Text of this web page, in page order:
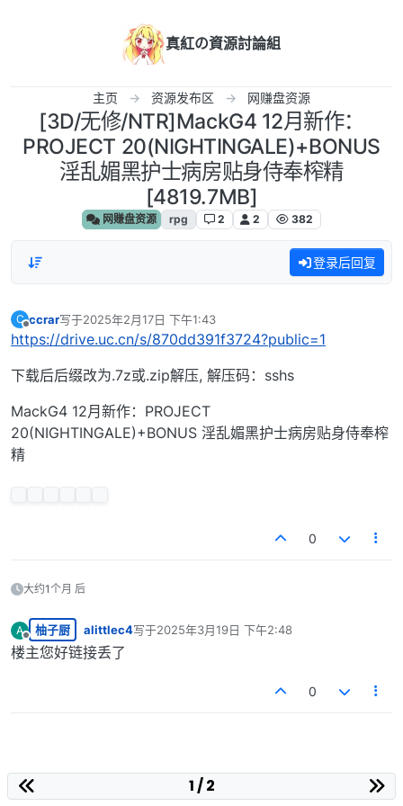
真紅の資源討論組
主页 资源发布区 网赚盘资源
[3D/无修/NTR]MackG4 12月新作：
PROJECT 20(NIGHTINGALE)+BONUS
淫乱媚黑护士病房贴身侍奉榨精
[4819.7MB]
网赚盘资源 rpg 2 2 382
登录后回复
C
离线
ccrar写于2025年2月17日 下午1:43
最后由 编辑
https://drive.uc.cn/s/870dd391f3724?public=1
下载后后缀改为.7z或.zip解压, 解压码：sshs
MackG4 12月新作：PROJECT
20(NIGHTINGALE)+BONUS 淫乱媚黑护士病房贴身侍奉榨
精
0
大约1个月 后
A
离线
柚子厨 alittlec4写于2025年3月19日 下午2:48
最后由 编辑
楼主您好链接丢了
0
1 / 2